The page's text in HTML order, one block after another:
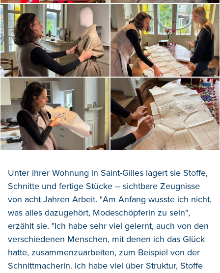
Unter ihrer Wohnung in Saint-Gilles lagert sie Stoffe,
Schnitte und fertige Stücke – sichtbare Zeugnisse
von acht Jahren Arbeit. "Am Anfang wusste ich nicht,
was alles dazugehört, Modeschöpferin zu sein",
erzählt sie. "Ich habe sehr viel gelernt, auch von den
verschiedenen Menschen, mit denen ich das Glück
hatte, zusammenzuarbeiten, zum Beispiel von der
Schnittmacherin. Ich habe viel über Struktur, Stoffe